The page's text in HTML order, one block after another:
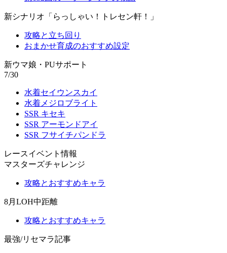
新シナリオ「らっしゃい！トレセン軒！」
攻略と立ち回り
おまかせ育成のおすすめ設定
新ウマ娘・PUサポート
7/30
水着セイウンスカイ
水着メジロブライト
SSR キセキ
SSR アーモンドアイ
SSR フサイチパンドラ
レースイベント情報
マスターズチャレンジ
攻略とおすすめキャラ
8月LOH中距離
攻略とおすすめキャラ
最強/リセマラ記事